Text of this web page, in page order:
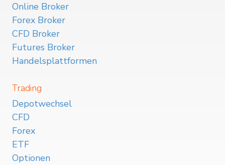
Online Broker
Forex Broker
CFD Broker
Futures Broker
Handelsplattformen
Trading
Depotwechsel
CFD
Forex
ETF
Optionen